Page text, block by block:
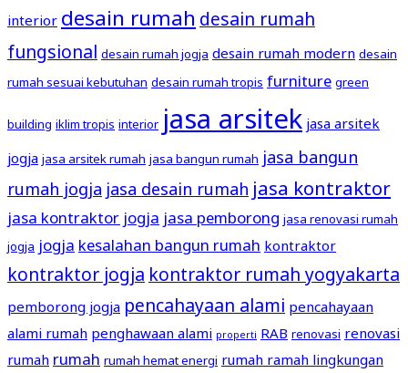
interior desain rumah desain rumah
fungsional desain rumah jogja desain rumah modern desain
rumah sesuai kebutuhan desain rumah tropis furniture green
building iklim tropis interior jasa arsitek jasa arsitek
jogja jasa arsitek rumah jasa bangun rumah jasa bangun
rumah jogja jasa desain rumah jasa kontraktor
jasa kontraktor jogja jasa pemborong jasa renovasi rumah
jogja jogja kesalahan bangun rumah kontraktor
kontraktor jogja kontraktor rumah yogyakarta
pemborong jogja pencahayaan alami pencahayaan
alami rumah penghawaan alami properti RAB renovasi renovasi
rumah rumah rumah hemat energi rumah ramah lingkungan